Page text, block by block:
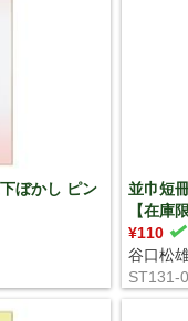
ぼかし ピン
並巾短
【在庫
¥110
谷口松
ST131-